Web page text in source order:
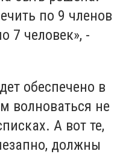
по 9 членов
7 человек», -
обеспечено в
волноваться не
А вот те,
должны